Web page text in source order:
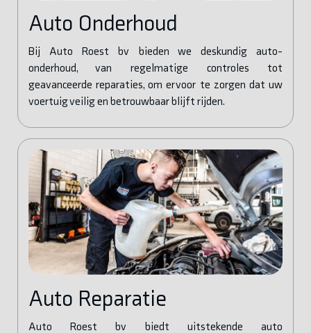
Auto Onderhoud
Bij Auto Roest bv bieden we deskundig auto-
onderhoud, van regelmatige controles tot
geavanceerde reparaties, om ervoor te zorgen dat uw
voertuig veilig en betrouwbaar blijft rijden.
Auto Reparatie
Auto Roest bv biedt uitstekende auto